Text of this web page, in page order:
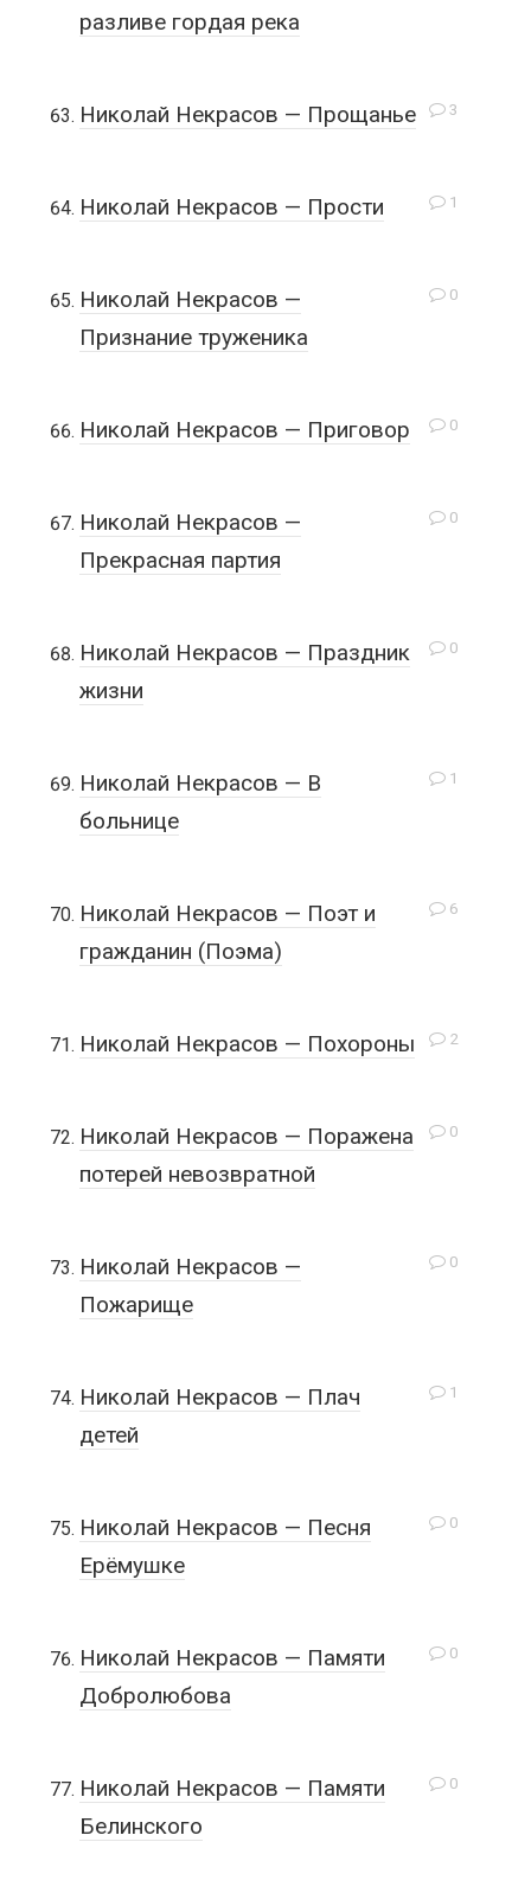
разливе гордая река
3
Николай Некрасов — Прощанье
1
Николай Некрасов — Прости
0
Николай Некрасов —
Признание труженика
0
Николай Некрасов — Приговор
0
Николай Некрасов —
Прекрасная партия
0
Николай Некрасов — Праздник
жизни
1
Николай Некрасов — В
больнице
6
Николай Некрасов — Поэт и
гражданин (Поэма)
2
Николай Некрасов — Похороны
0
Николай Некрасов — Поражена
потерей невозвратной
0
Николай Некрасов —
Пожарище
1
Николай Некрасов — Плач
детей
0
Николай Некрасов — Песня
Ерёмушке
0
Николай Некрасов — Памяти
Добролюбова
0
Николай Некрасов — Памяти
Белинского